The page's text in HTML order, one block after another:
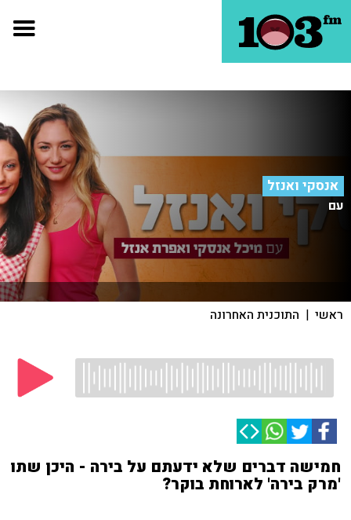
אנסקי ואנזל
עם
ראשי | התוכנית האחרונה
חמישה דברים שלא ידעתם על בירה - היכן שתו
'מרק בירה' לארוחת בוקר?